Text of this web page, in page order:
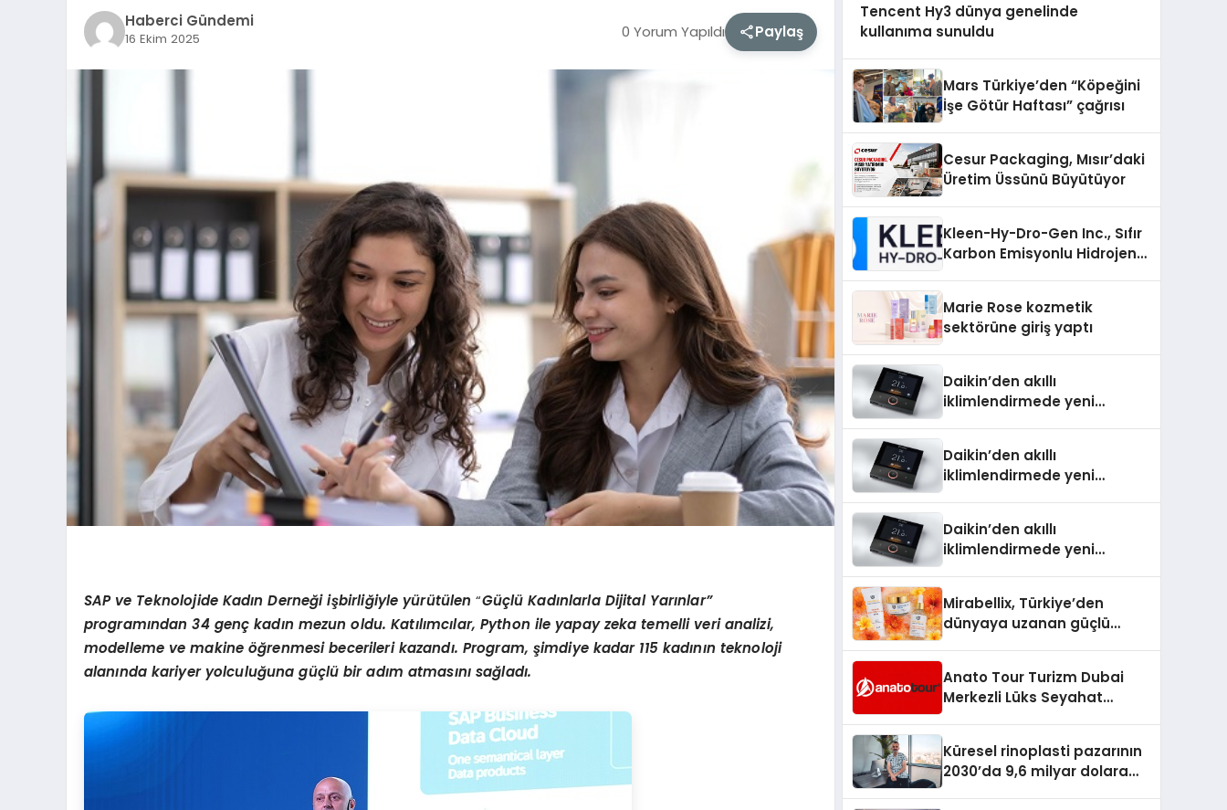
Haberci Gündemi
16 Ekim 2025 0 Yorum Yapıldı Paylaş
SAP ve Teknolojide Kadın Derneği işbirliğiyle yürütülen“Güçlü Kadınlarla Dijital Yarınlar”
programından 34 genç kadın mezun oldu. Katılımcılar, Python ile yapay zeka temelli veri analizi,
modelleme ve makine öğrenmesi becerileri kazandı. Program, şimdiye kadar 115 kadının teknoloji
alanında kariyer yolculuğuna güçlü bir adım atmasını sağladı.
Tencent Hy3 dünya genelinde
kullanıma sunuldu
Mars Türkiye’den “Köpeğini
İşe Götür Haftası” çağrısı
Cesur Packaging, Mısır’daki
Üretim Üssünü Büyütüyor
Kleen-Hy-Dro-Gen Inc., Sıfır
Karbon Emisyonlu Hidrojen
Aldı
Marie Rose kozmetik
sektörüne giriş yaptı
Daikin’den akıllı
iklimlendirmede yeni
Daikin’den akıllı
iklimlendirmede yeni
Daikin’den akıllı
iklimlendirmede yeni
Mirabellix, Türkiye’den
dünyaya uzanan güçlü
Anato Tour Turizm Dubai
Merkezli Lüks Seyahat
Küresel rinoplasti pazarının
2030’da 9,6 milyar dolara